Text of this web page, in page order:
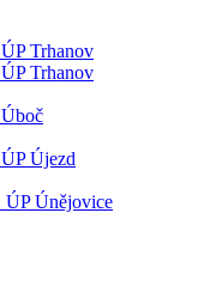
Trhanov
Trhanov
Újezd
ÚP Únějovice